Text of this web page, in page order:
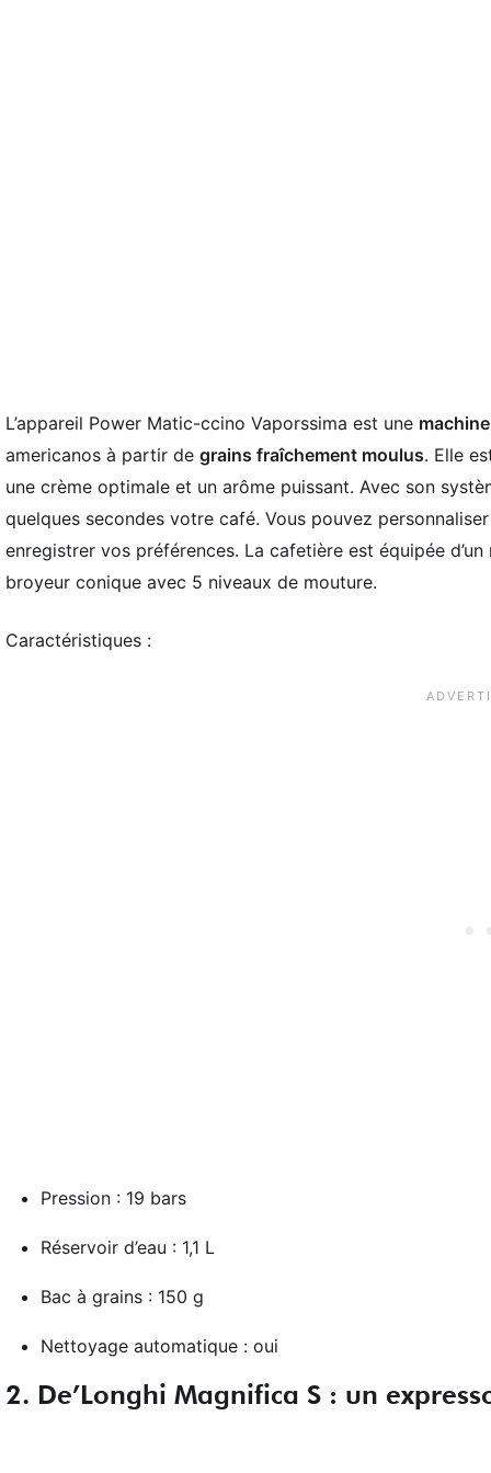
L’appareil Power Matic-ccino Vaporssima est une
americanos à partir de grains fraîchement moulus. Elle
une crème optimale et un arôme puissant. Avec son
quelques secondes votre café. Vous pouvez
enregistrer vos préférences. La cafetière est équipée
broyeur conique avec 5 niveaux de mouture.
Caractéristiques :
Pression : 19 bars
Réservoir d’eau : 1,1 L
Bac à grains : 150 g
Nettoyage automatique : oui
2. De’Longhi Magnifica S : un